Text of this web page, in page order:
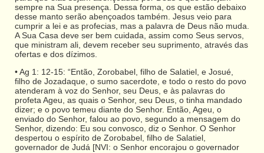
sempre na Sua presença. Dessa forma, os que estão debaixo
desse manto serão abençoados também. Jesus veio para
cumprir a lei e as profecias, mas a palavra de Deus não muda.
A Sua Casa deve ser bem cuidada, assim como Seus servos,
que ministram ali, devem receber seu suprimento, através das
ofertas e dos dízimos.
• Ag 1: 12-15: “Então, Zorobabel, filho de Salatiel, e Josué,
filho de Jozadaque, o sumo sacerdote, e todo o resto do povo
atenderam à voz do Senhor, seu Deus, e às palavras do
profeta Ageu, as quais o Senhor, seu Deus, o tinha mandado
dizer; e o povo temeu diante do Senhor. Então, Ageu, o
enviado do Senhor, falou ao povo, segundo a mensagem do
Senhor, dizendo: Eu sou convosco, diz o Senhor. O Senhor
despertou o espírito de Zorobabel, filho de Salatiel,
governador de Judá [NVI: o Senhor encorajou o governador